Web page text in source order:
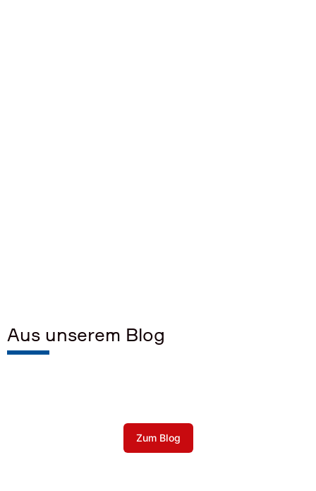
Aus unserem Blog
Zum Blog